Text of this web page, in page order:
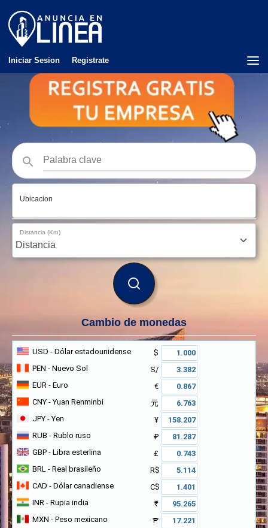
Iniciar Sesion Registrate
Ubicacion
Distancia (Km)
BUSCAR
Cambio de monedas
USD - Dólar estadounidense
$
PEN - Nuevo Sol
S/
EUR - Euro
€
CNY - Yuan Renminbi
元
JPY - Yen
¥
RUB - Rublo ruso
₽
GBP - Libra esterlina
£
BRL - Real brasileño
R$
CAD - Dólar canadiense
C$
INR - Rupia india
₹
MXN - Peso mexicano
₱